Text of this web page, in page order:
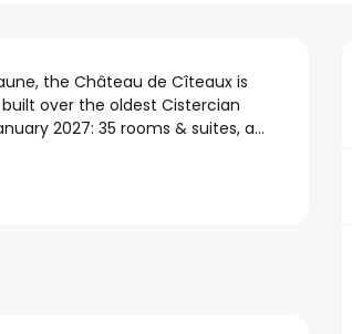
the Château de Cîteaux is
over the oldest Cistercian
2027: 35 rooms & suites, a...